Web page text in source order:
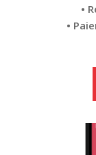
•
•